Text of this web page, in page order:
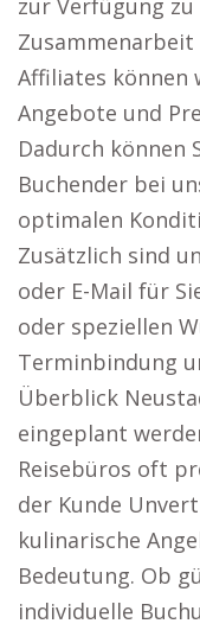
zur Verfügung
Affiliates können
Angebote und
Dadurch können
Buchender bei
optimalen
Zusätzlich sind
oder E-Mail für
oder speziellen
Terminbindung
Überblick
eingeplant
Reisebüros oft
der Kunde
kulinarische
Bedeutung. Ob
individuelle